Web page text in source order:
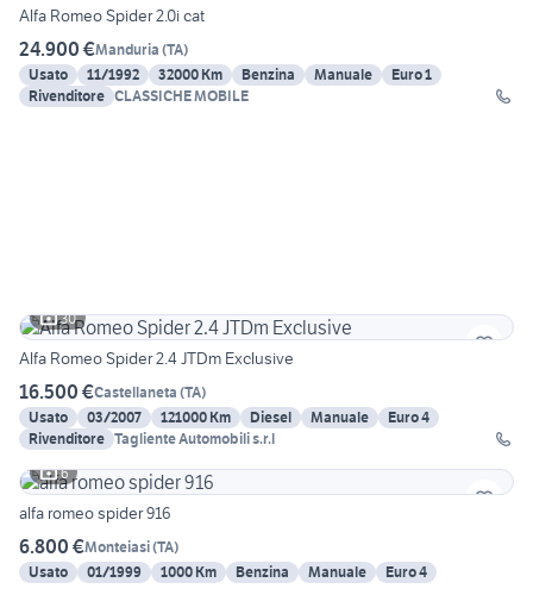
Alfa Romeo Spider 2.0i cat
24.900 €Manduria (TA)
Usato
11/1992 32000 Km Benzina Manuale
Euro 1
Rivenditore CLASSICHE MOBILE
30
Alfa Romeo Spider 2.4 JTDm Exclusive
16.500 €Castellaneta (TA)
Usato
03/2007 121000 Km Diesel Manuale
Euro 4
Rivenditore Tagliente Automobili s.r.l
6
alfa romeo spider 916
6.800 €Monteiasi(TA)
Usato
01/1999 1000 Km Benzina Manuale
Euro 4